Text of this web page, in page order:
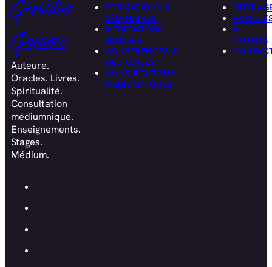
Géraldine
Garance
Auteure.
Oracles. Livres.
Spiritualité.
Consultation
médiumnique.
Enseignements.
Stages.
Médium.
FORMATIONS &
SÉMINAIRES
MÉDITATIONS
GUIDÉES
CONFÉRENCES &
DÉDICACES
CONSULTATIONS
MÉDIUMNIQUES
À
PROPOS